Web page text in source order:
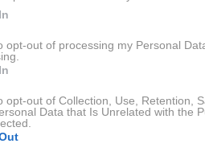
opt-out of processing my Personal
opt-out of Collection, Use, Retention,
Data that Is Unrelated with the
sklepov v
in živci, se bolečina lahko
ali bolečino, predvsem če
pozornost.